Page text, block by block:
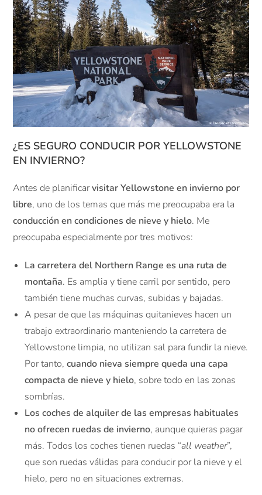
¿ES SEGURO CONDUCIR POR YELLOWSTONE
EN INVIERNO?
Antes de planificarvisitar Yellowstone en invierno por
libre, uno de los temas que más me preocupaba era la
conducción en condiciones de nieve y hielo. Me
preocupaba especialmente por tres motivos:
La carretera del Northern Range es una ruta de
montaña. Es amplia y tiene carril por sentido, pero
también tiene muchas curvas, subidas y bajadas.
A pesar de que las máquinas quitanieves hacen un
trabajo extraordinario manteniendo la carretera de
Yellowstone limpia, no utilizan sal para fundir la nieve.
Por tanto,cuando nieva siempre queda una capa
compacta de nieve y hielo, sobre todo en las zonas
sombrías.
Los coches de alquiler de las empresas habituales
no ofrecen ruedas de invierno, aunque quieras pagar
más. Todos los coches tienen ruedas “all weather”,
que son ruedas válidas para conducir por la nieve y el
hielo, pero no en situaciones extremas.